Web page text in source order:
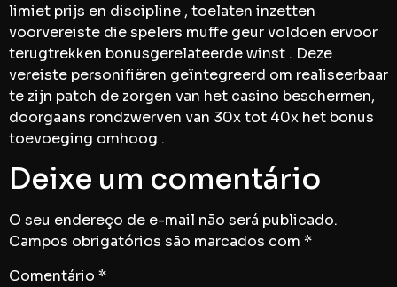
limiet prijs en discipline , toelaten inzetten
voorvereiste die spelers muffe geur voldoen ervoor
terugtrekken bonusgerelateerde winst . Deze
vereiste personifiëren geïntegreerd om realiseerbaar
te zijn patch de zorgen van het casino beschermen,
doorgaans rondzwerven van 30x tot 40x het bonus
toevoeging omhoog .
Deixe um comentário
O seu endereço de e-mail não será publicado.
Campos obrigatórios são marcados com *
Comentário *